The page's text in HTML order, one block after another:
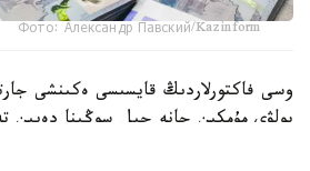
Фото: Александр Павский/Kazinform
وسى فاكتورلاردىڭ قايسىسى ەكىنشى
بولۋى مۇمكىن جانە جىل سوڭىنا دەيىن